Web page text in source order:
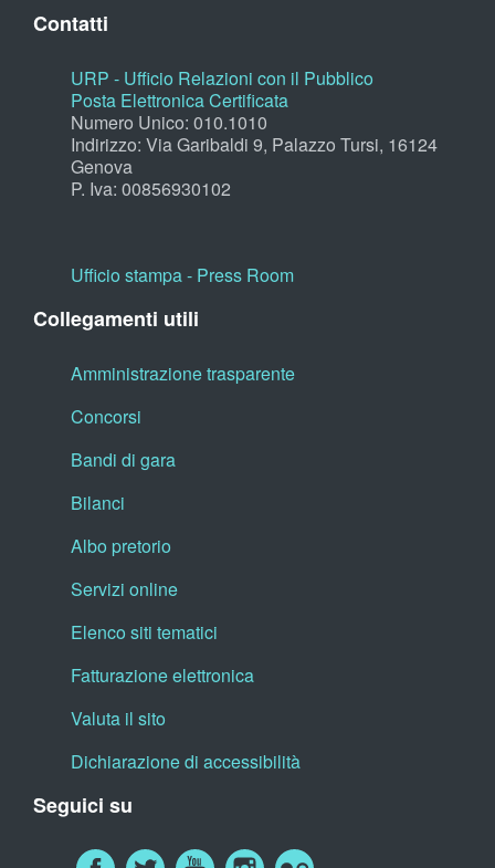
Contatti
URP - Ufficio Relazioni con il Pubblico
Posta Elettronica Certificata
Numero Unico: 010.1010
Indirizzo: Via Garibaldi 9, Palazzo Tursi, 16124
Genova
P. Iva: 00856930102
Ufficio stampa - Press Room
Collegamenti utili
Amministrazione trasparente
Concorsi
Bandi di gara
Bilanci
Albo pretorio
Servizi online
Elenco siti tematici
Fatturazione elettronica
Valuta il sito
Dichiarazione di accessibilità
Seguici su